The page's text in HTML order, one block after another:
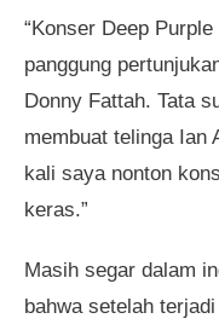
“Konser Deep
panggung
Donny Fattah. Tata
membuat telinga Ian
kali saya nonton
keras.”
Masih segar dalam
bahwa setelah